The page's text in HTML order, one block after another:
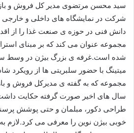
سید محسن مرتضوی مدیر کل فروش و
شرکت در نمایشگاه های داخلی و خارجی
دانش فنی در حوزه ی صنعت غذا را از
مجموعه عنوان می کند که بر مبنای
میتینگ با حضور سلبریتی ها از رویکرد
مجموعه که به گفته ی مدیرکل فروش و
سال های اخیر صورت گرفته حکایت
طراحی دکور، مبلمان و حتی پوشش پرسنل
خوبی بیژن نوین را معرفی می کرد.لازم